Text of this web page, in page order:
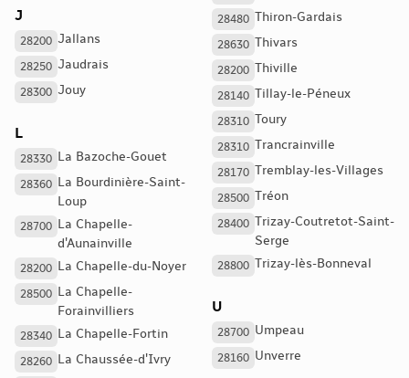
J
28200 Jallans
28250 Jaudrais
28300 Jouy
L
28330 La Bazoche-Gouet
28360
La Bourdinière-Saint-
Loup
28700
La Chapelle-
d'Aunainville
28200 La Chapelle-du-Noyer
28500
La Chapelle-
Forainvilliers
28340 La Chapelle-Fortin
28260 La Chaussée-d'Ivry
28480 Thiron-Gardais
28630 Thivars
28200 Thiville
28140 Tillay-le-Péneux
28310 Toury
28310 Trancrainville
28170 Tremblay-les-Villages
28500 Tréon
28400
Trizay-Coutretot-Saint-
Serge
28800 Trizay-lès-Bonneval
U
28700 Umpeau
28160 Unverre